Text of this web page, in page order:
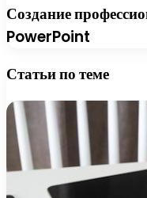
Создание
PowerPoint
Статьи по теме